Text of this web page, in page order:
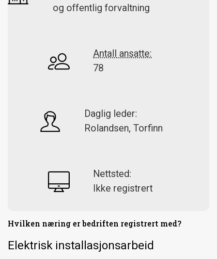
og offentlig forvaltning
Antall ansatte:
78
Daglig leder:
Rolandsen, Torfinn
Nettsted:
Ikke registrert
Hvilken næring er bedriften registrert med?
Elektrisk installasjonsarbeid